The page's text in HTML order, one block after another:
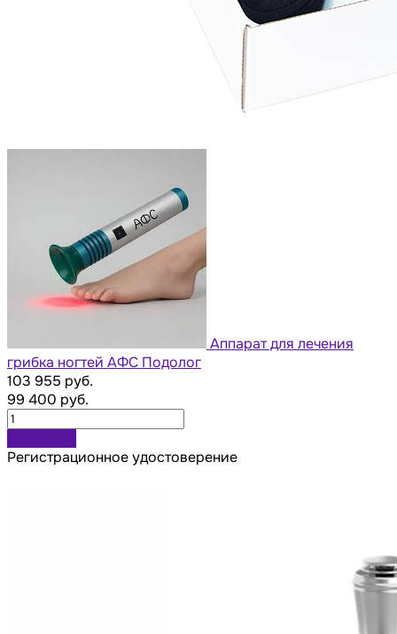
Аппарат для лечения
грибка ногтей АФС Подолог
103 955 руб.
99 400 руб.
Регистрационное удостоверение